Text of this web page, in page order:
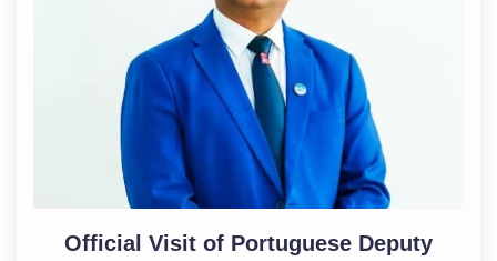
Official Visit of Portuguese Deputy